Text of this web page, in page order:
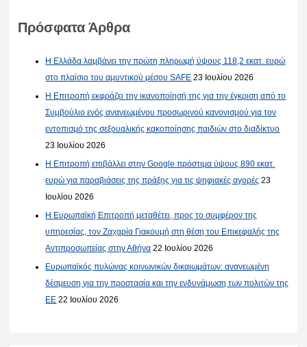
Πρόσφατα Άρθρα
Η Ελλάδα λαμβάνει την πρώτη πληρωμή ύψους 118,2 εκατ. ευρώ
στο πλαίσιο του αμυντικού μέσου SAFE 23 Ιουλίου 2026
Η Επιτροπή εκφράζει την ικανοποίησή της για την έγκριση από το
Συμβούλιο ενός ανανεωμένου προσωρινού κανονισμού για τον
εντοπισμό της σεξουαλικής κακοποίησης παιδιών στο διαδίκτυο
23 Ιουλίου 2026
Η Επιτροπή επιβάλλει στην Google πρόστιμα ύψους 890 εκατ.
ευρώ για παραβιάσεις της πράξης για τις ψηφιακές αγορές 23
Ιουλίου 2026
Η Ευρωπαϊκή Επιτροπή μεταθέτει, προς το συμφέρον της
υπηρεσίας, τον Ζαχαρία Γιακουμή στη θέση του Επικεφαλής της
Αντιπροσωπείας στην Αθήνα 22 Ιουλίου 2026
Ευρωπαϊκός πυλώνας κοινωνικών δικαιωμάτων: ανανεωμένη
δέσμευση για την προστασία και την ενδυνάμωση των πολιτών της
ΕΕ 22 Ιουλίου 2026